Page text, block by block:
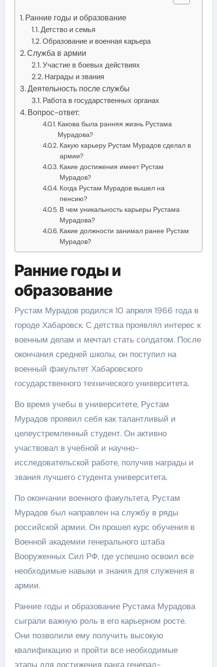
Ранние годы и образование
Детство и семья
Образование и военная карьера
Служба в армии
Участие в боевых действиях
Награды и звания
Деятельность после службы
Работа в государственных органах
Вопрос-ответ:
Какова была ранняя жизнь Рустама
Мурадова?
Какую карьеру Рустам Мурадов сделал в
армии?
Какие достижения имеет Рустам
Мурадов?
Когда Рустам Мурадов вышел на
пенсию?
В чем уникальность карьеры Рустама
Мурадова?
Какие должности занимал ранее Рустам
Мурадов?
Ранние годы и
образование
Рустам Мурадов родился 10 апреля 1966 года в
городе Хабаровск. С детства проявлял интерес к
военным делам и мечтал стать солдатом. После
окончания средней школы, он поступил на
военный факультет Хабаровского
государственного технического университета.
Во время учебы в университете, Рустам
Мурадов проявил себя как талантливый и
целеустремленный студент. Он активно
участвовал в учебной и научно-
исследовательской работе, получив награды и
звания лучшего студента университета.
По окончании военного факультета, Рустам
Мурадов был направлен на службу в ряды
российской армии. Он прошел курс обучения в
Военной академии генерального штаба
Вооруженных Сил РФ, где успешно освоил все
необходимые навыки и знания для служения в
армии.
Ранние годы и образование Рустама Мурадова
сыграли важную роль в его карьерном росте.
Они позволили ему получить высокую
квалификацию и пройти все необходимые
этапы для достижения ранга генерал-